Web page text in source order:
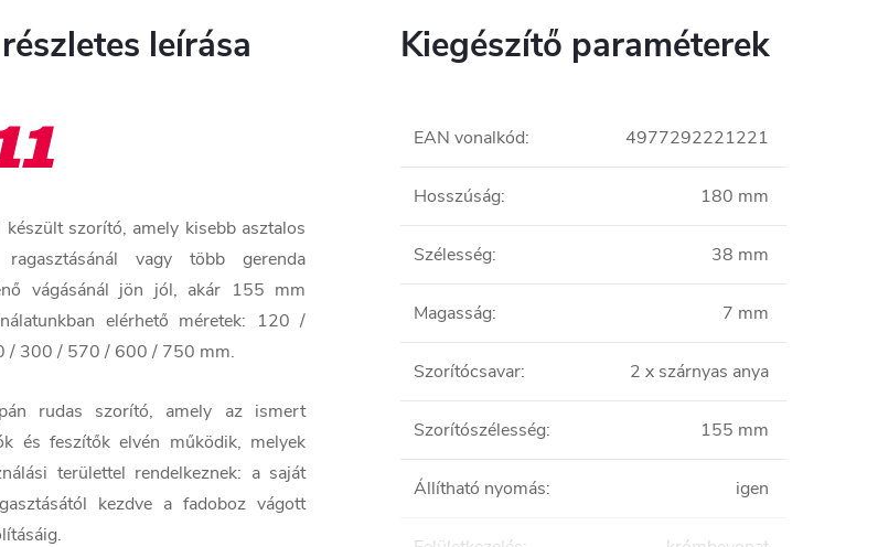
leírása
készült szorító, amely kisebb asztalos
ragasztásánál vagy több gerenda
vágásánál jön jól, akár 155 mm
elérhető méretek: 120 /
/ 300 / 570 / 600 / 750 mm.
rudas szorító, amely az ismert
és feszítők elvén működik, melyek
területtel rendelkeznek: a saját
kezdve a fadoboz vágott
Kiegészítő paraméterek
EAN vonalkód: 4977292221221
Hosszúság: 180 mm
Szélesség: 38 mm
Magasság: 7 mm
Szorítócsavar: 2 x szárnyas anya
Szorítószélesség: 155 mm
Állítható nyomás: igen